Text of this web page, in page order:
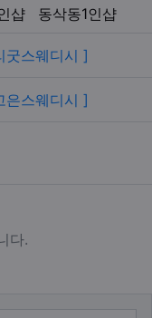
샵 동삭동1인샵
굿스웨디시 ]
은스웨디시 ]
다.